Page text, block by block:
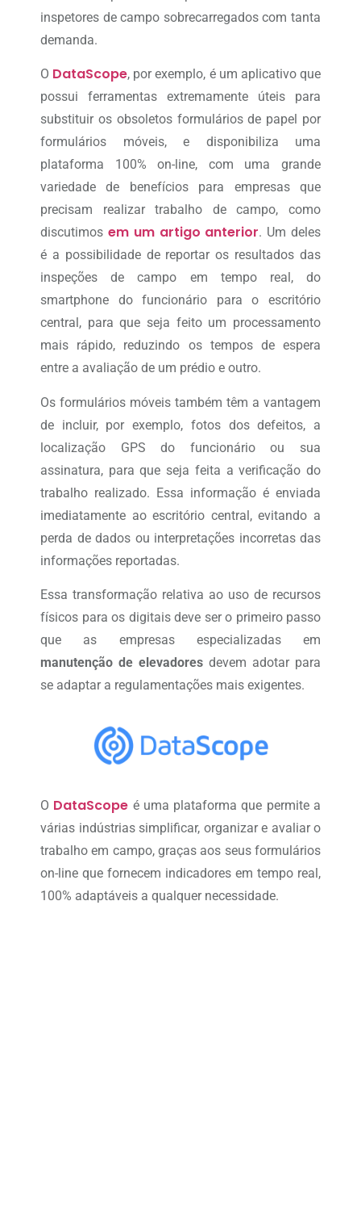
inspetores de campo sobrecarregados com tanta
demanda.
O DataScope, por exemplo, é um aplicativo que
possui ferramentas extremamente úteis para
substituir os obsoletos formulários de papel por
formulários móveis, e disponibiliza uma
plataforma 100% on-line, com uma grande
variedade de benefícios para empresas que
precisam realizar trabalho de campo, como
discutimos em um artigo anterior. Um deles
é a possibilidade de reportar os resultados das
inspeções de campo em tempo real, do
smartphone do funcionário para o escritório
central, para que seja feito um processamento
mais rápido, reduzindo os tempos de espera
entre a avaliação de um prédio e outro.
Os formulários móveis também têm a vantagem
de incluir, por exemplo, fotos dos defeitos, a
localização GPS do funcionário ou sua
assinatura, para que seja feita a verificação do
trabalho realizado. Essa informação é enviada
imediatamente ao escritório central, evitando a
perda de dados ou interpretações incorretas das
informações reportadas.
Essa transformação relativa ao uso de recursos
físicos para os digitais deve ser o primeiro passo
que as empresas especializadas em
manutenção de elevadores devem adotar para
se adaptar a regulamentações mais exigentes.
O DataScope é uma plataforma que permite a
várias indústrias simplificar, organizar e avaliar o
trabalho em campo, graças aos seus formulários
on-line que fornecem indicadores em tempo real,
100% adaptáveis a qualquer necessidade.